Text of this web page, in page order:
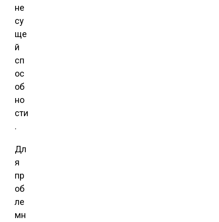
не
су
ще
й
сп
ос
об
но
сти
.
Дл
я
пр
об
ле
мн